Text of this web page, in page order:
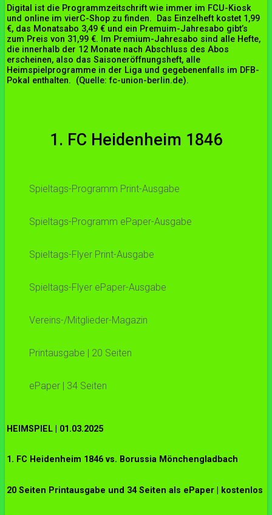
Digital ist die Programmzeitschrift wie immer im FCU-Kiosk
und online im vierC-Shop zu finden. Das Einzelheft kostet 1,99
€, das Monatsabo 3,49 € und ein Premuim-Jahresabo gibt’s
zum Preis von 31,99 €. Im Premium-Jahresabo sind alle Hefte,
die innerhalb der 12 Monate nach Abschluss des Abos
erscheinen, also das Saisoneröffnungsheft, alle
Heimspielprogramme in der Liga und gegebenenfalls im DFB-
Pokal enthalten. (Quelle: fc-union-berlin.de).
1. FC Heidenheim 1846
Spieltags-Programm Print-Ausgabe
Spieltags-Programm ePaper-Ausgabe
Spieltags-Flyer Print-Ausgabe
Spieltags-Flyer ePaper-Ausgabe
Vereins-/Mitglieder-Magazin
Printausgabe | 20 Seiten
ePaper | 34 Seiten
HEIMSPIEL | 01.03.2025
1. FC Heidenheim 1846 vs. Borussia Mönchengladbach
20 Seiten Printausgabe und 34 Seiten als ePaper | kostenlos